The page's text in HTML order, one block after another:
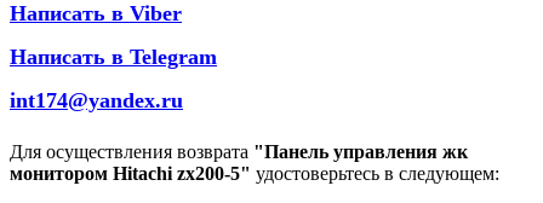
Написать в Viber
Написать в Telegram
int174@yandex.ru
Для осуществления возврата "Панель управления жк
монитором Hitachi zx200-5" удостоверьтесь в следующем: